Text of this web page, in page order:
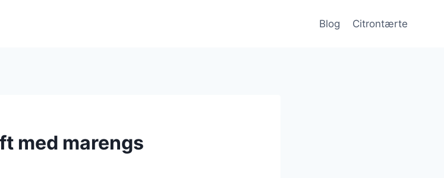
Blog Citrontærte
med marengs